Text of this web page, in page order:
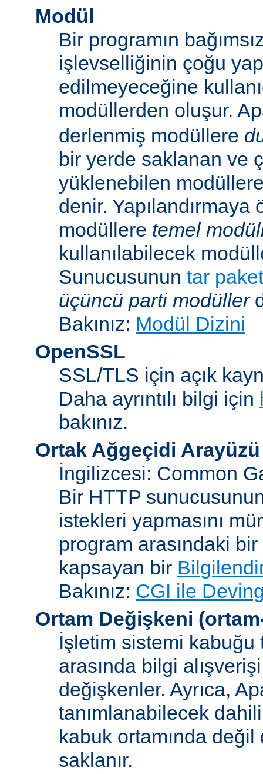
Modül
Bir programın
işlevselliğinin çoğu
edilmeyeceğine
modüllerden oluşur.
derlenmiş modüllere
bir yerde saklanan ve
yüklenebilen
denir. Yapılandırmaya
modüllere temel
kullanılabilecek
Sunucusunun tar
üçüncü parti modüller
Bakınız: Modül Dizini
OpenSSL
SSL/TLS için açık
Daha ayrıntılı bilgi için
bakınız.
Ortak Ağgeçidi Arayüzü
İngilizcesi: Common
Bir HTTP
istekleri yapmasını
program arasındaki
kapsayan bir
Bakınız: CGI ile
Ortam Değişkeni
İşletim sistemi kabuğu
arasında bilgi
değişkenler. Ayrıca,
tanımlanabilecek
kabuk ortamında değil
saklanır.